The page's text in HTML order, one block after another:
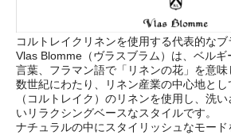
コルトレイクリネンを使用する代表的なブ
Vlas Blomme（ヴラスブラム）は、ベル
言葉、フラマン語で「リネンの花」を意味
数世紀にわたり、リネン産業の中心地と
（コルトレイク）のリネンを使用し、洗
いリラクシングベースなスタイルです。
ナチュラルの中にスタイリッシュなモード